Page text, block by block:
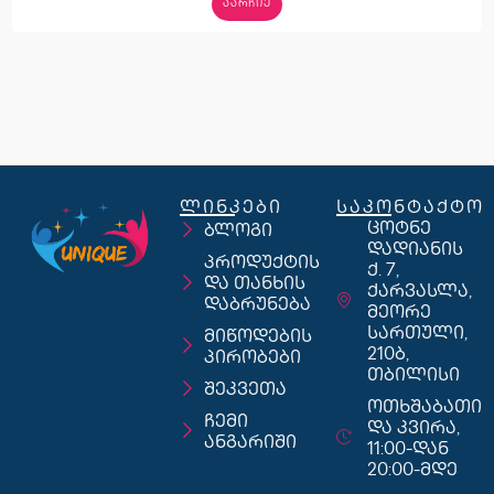
ᲐᲐᲠᲩᲘᲔ
ლინკები
ბლოგი
პროდუქტის
და თანხის
დაბრუნება
მიწოდების
პირობები
შეკვეთა
ჩემი
ანგარიში
საკონტაქტო
ცოტნე
დადიანის
ქ. 7,
ქარვასლა,
მეორე
სართული,
210ბ,
თბილისი
ოთხშაბათი
და კვირა,
11:00-დან
20:00-მდე